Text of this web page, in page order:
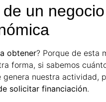
un
obtener? Porque de esta
forma, si sabemos
nuestra actividad,
solicitar financiación.